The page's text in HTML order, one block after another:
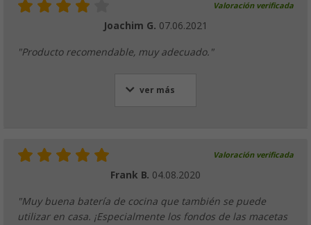
Valoración verificada
Joachim G. 07.06.2021
"Producto recomendable, muy adecuado."
ver más
Valoración verificada
Frank B. 04.08.2020
"Muy buena batería de cocina que también se puede
utilizar en casa. ¡Especialmente los fondos de las macetas